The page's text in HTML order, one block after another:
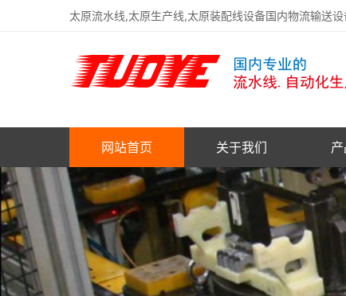
太原流水线,太原生产线,太原装配线设备国内物流输送
网站首页 关于我们